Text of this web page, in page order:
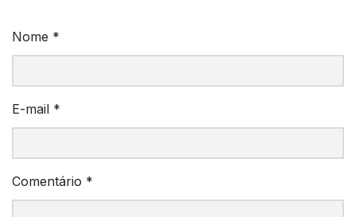
Comentário *
Nome *
E-mail *